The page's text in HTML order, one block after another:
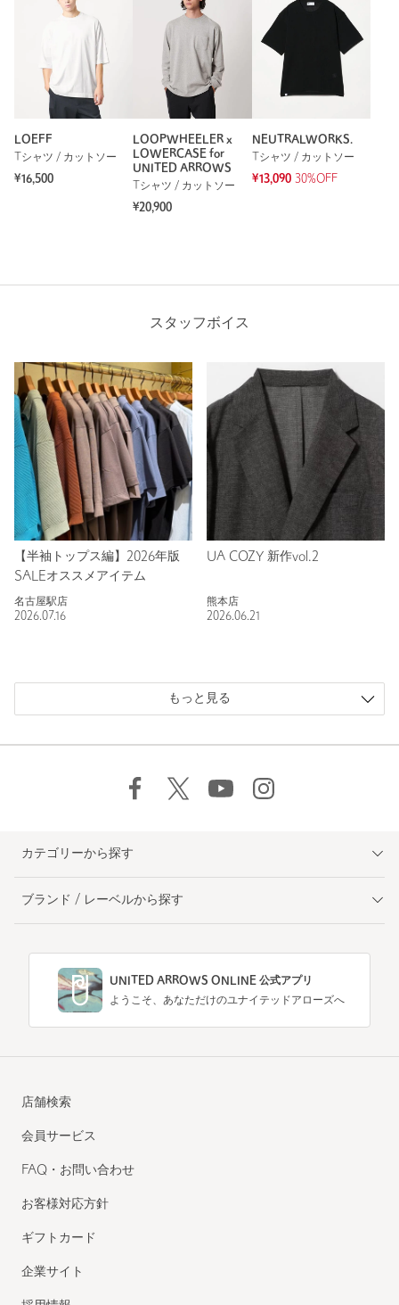
LOEFF
Tシャツ / カットソー
¥16,500
LOOPWHEELER x
LOWERCASE for
UNITED ARROWS
Tシャツ / カットソー
¥20,900
NEUTRALWORKS.
Tシャツ / カットソー
¥13,090 30%OFF
スタッフボイス
【半袖トップス編】2026年版
SALEオススメアイテム
名古屋駅店
2026.07.16
UA COZY 新作vol.2
熊本店
2026.06.21
もっと見る
カテゴリーから探す
ブランド / レーベルから探す
UNITED ARROWS ONLINE 公式アプリ
ようこそ、あなただけのユナイテッドアローズへ
店舗検索
会員サービス
FAQ・お問い合わせ
お客様対応方針
ギフトカード
企業サイト